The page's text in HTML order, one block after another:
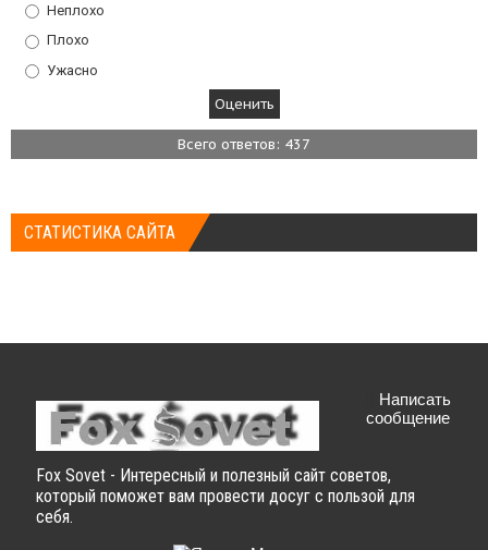
Неплохо
Плохо
Ужасно
Всего ответов: 437
СТАТИСТИКА САЙТА
Fox Sovet - Интересный и полезный сайт советов,
который поможет вам провести досуг с пользой для
себя.
Написать
сообщение